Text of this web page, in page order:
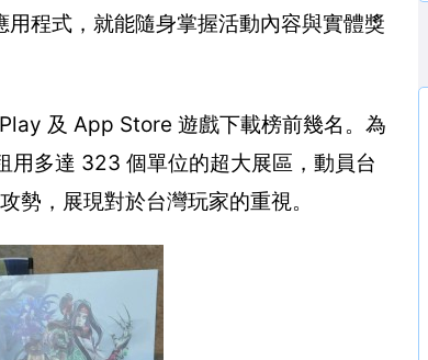
程式，就能隨身掌握活動內容與實體獎
及 App Store 遊戲下載榜前幾名。為
多達 323 個單位的超大展區，動員台
，展現對於台灣玩家的重視。